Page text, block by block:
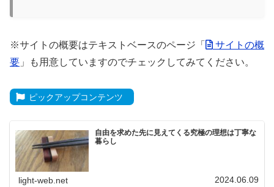
※サイトの概要はテキストベースのページ「
サイトの概
要 」も用意していますのでチェックしてみてください。
ピックアップコンテンツ
自由を求めた先に見えてくる究極の理想は丁寧な
暮らし
light-web.net 2024.06.09